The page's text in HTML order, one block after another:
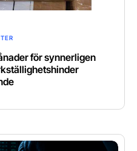
för synnerligen